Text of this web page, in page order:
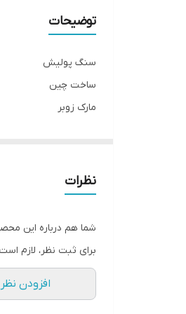
توضیحات
سنگ پولیش
ساخت چین
مارک زوبر
صفحه ۱۸۰
مخصوص پولیش کاری
نظرات
شما هم درباره این
برای ثبت نظر، لازم
افزودن نظر